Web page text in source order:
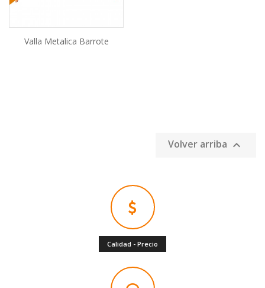
Valla Metalica Barrote
Volver arriba 
Calidad - Precio